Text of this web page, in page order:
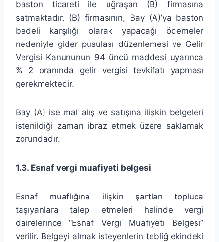
baston ticareti ile uğraşan (B) firmasına
satmaktadır. (B) firmasının, Bay (A)’ya baston
bedeli karşılığı olarak yapacağı ödemeler
nedeniyle gider pusulası düzenlemesi ve Gelir
Vergisi Kanununun 94 üncü maddesi uyarınca
% 2 oranında gelir vergisi tevkifatı yapması
gerekmektedir.
Bay (A) ise mal alış ve satışına ilişkin belgeleri
istenildiği zaman ibraz etmek üzere saklamak
zorundadır.
1.3. Esnaf vergi muafiyeti belgesi
Esnaf muaflığına ilişkin şartları topluca
taşıyanlara talep etmeleri halinde vergi
dairelerince “Esnaf Vergi Muafiyeti Belgesi”
verilir. Belgeyi almak isteyenlerin tebliğ ekindeki